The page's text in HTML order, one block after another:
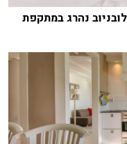
נהרג במתקפת